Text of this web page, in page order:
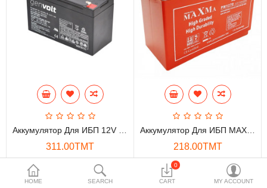
Сетевое оборудование
Бытовая техника
Умный дом
Мобильные устройства
Проекторы
Инструментарий
Игровая консоль
HOME SEARCH
0
CART MY ACCOUNT
311.00TMT 218.00TMT